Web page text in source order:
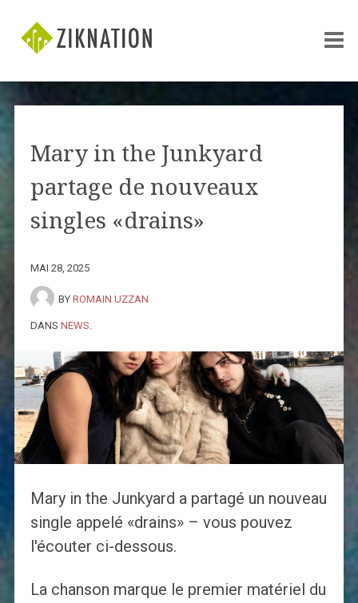
Mary in the Junkyard
partage de nouveaux
singles «drains»
MAI 28, 2025
BY ROMAIN UZZAN
DANS NEWS
Mary in the Junkyard a partagé un nouveau
single appelé «drains» – vous pouvez
l'écouter ci-dessous.
La chanson marque le premier matériel du